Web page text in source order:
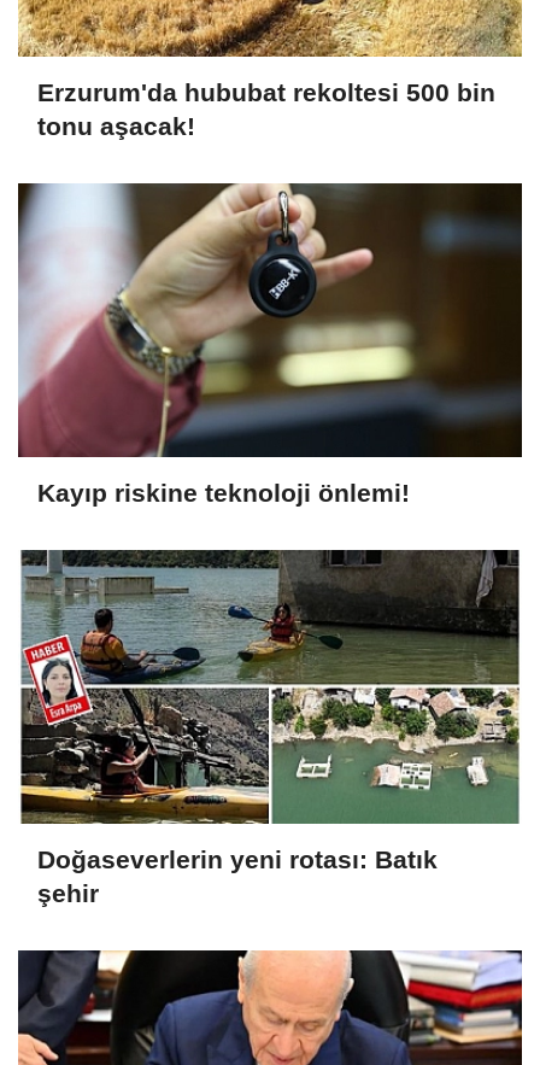
Erzurum'da hububat rekoltesi 500 bin
tonu aşacak!
Kayıp riskine teknoloji önlemi!
Doğaseverlerin yeni rotası: Batık
şehir